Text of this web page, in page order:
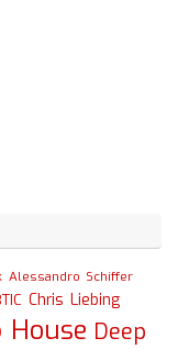
Alessandro Schiffer
Chris Liebing
House Deep